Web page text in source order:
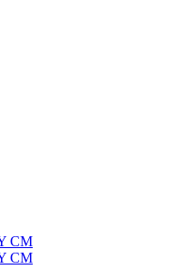
CM
CM